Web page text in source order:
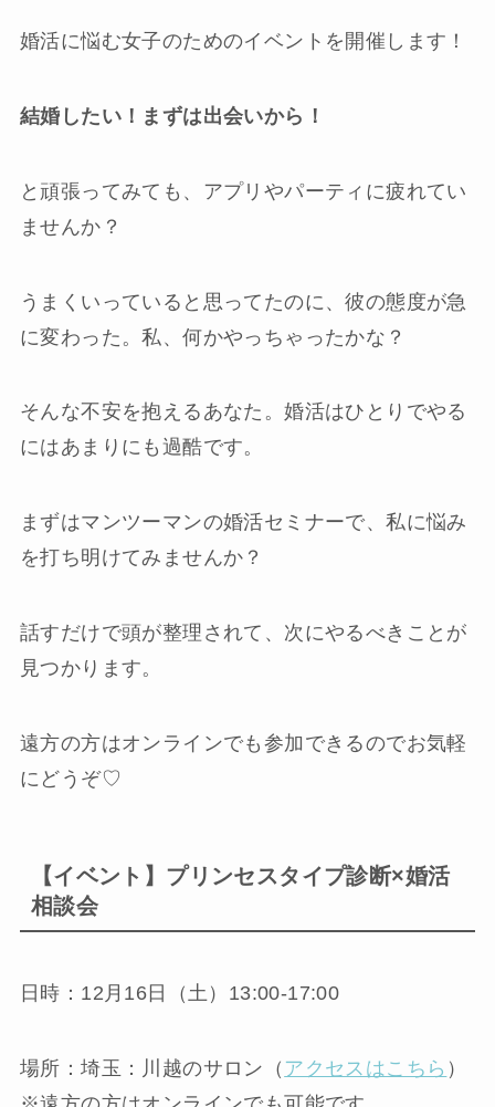
婚活に悩む女子のためのイベントを開催します！
結婚したい！まずは出会いから！
と頑張ってみても、アプリやパーティに疲れてい
ませんか？
うまくいっていると思ってたのに、彼の態度が急
に変わった。私、何かやっちゃったかな？
そんな不安を抱えるあなた。婚活はひとりでやる
にはあまりにも過酷です。
まずはマンツーマンの婚活セミナーで、私に悩み
を打ち明けてみませんか？
話すだけで頭が整理されて、次にやるべきことが
見つかります。
遠方の方はオンラインでも参加できるのでお気軽
にどうぞ♡
【イベント】プリンセスタイプ診断×婚活
相談会
日時：12月16日（土）13:00-17:00
場所：埼玉：川越のサロン（ アクセスはこちら ）